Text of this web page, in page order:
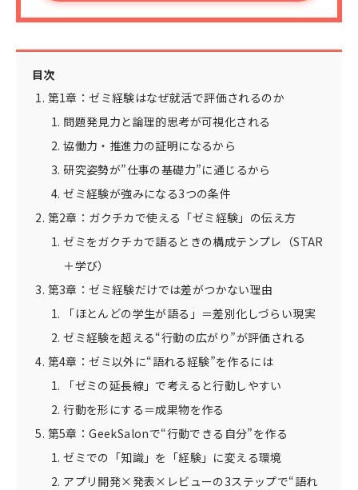
目次
第1章：ゼミ経験はなぜ就活で評価されるのか
問題発見力と論理的思考が可視化される
協働力・推進力の証明になるから
研究姿勢が”仕事の基礎力”に通じるから
ゼミ経験が強みになる3つの条件
第2章：ガクチカで使える「ゼミ経験」の伝え方
ゼミをガクチカで語るときの構成テンプレ（STAR
＋学び）
第3章：ゼミ経験だけでは差がつかない理由
「ほとんどの学生が語る」＝差別化しづらい現実
ゼミ経験を超える“行動の広がり”が評価される
第4章：ゼミ以外に“語れる経験”を作るには
「ゼミの延長線」で考えると行動しやすい
行動を形にする＝成果物を作る
第5章：GeekSalonで“行動できる自分”を作る
ゼミでの「知識」を「経験」に変える環境
アプリ開発×発表×レビューの3ステップで“語れ